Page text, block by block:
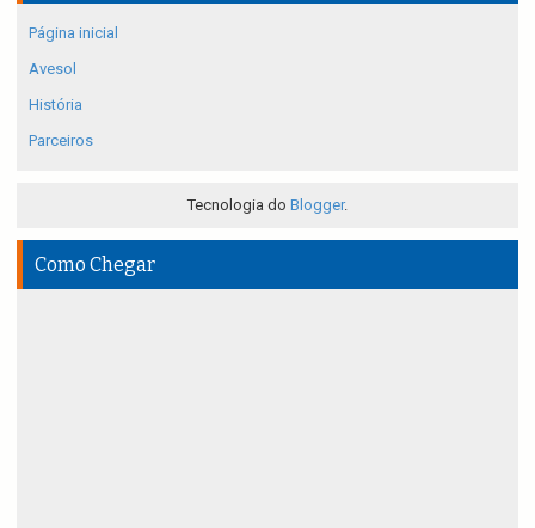
Página inicial
Avesol
História
Parceiros
Tecnologia do Blogger.
Como Chegar